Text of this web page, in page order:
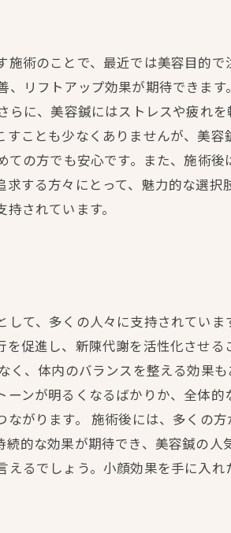
術のことで、最近では美容目的
リフトアップ効果が期待できま
らに、美容鍼にはストレスや疲れ
ことも少なくありませんが、美
の方でも安心です。また、施術
する方々にとって、魅力的な選
されています。
て、多くの人々に支持されてい
促進し、新陳代謝を活性化させ
く、体内のバランスを整える効果
ンが明るくなるばかりか、全体
がります。 施術後には、多くの
的な効果が期待でき、美容鍼の
るでしょう。小顔効果を手に入